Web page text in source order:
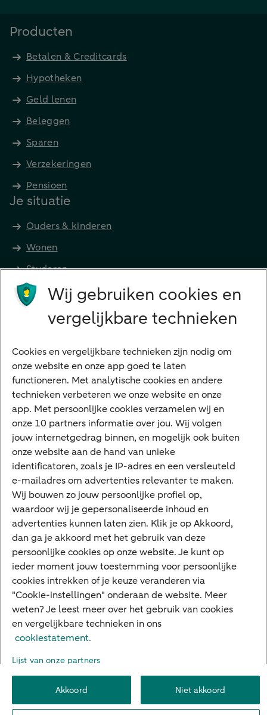
Producten
Betalen & Creditcards
Hypotheken
Geld lenen
Beleggen
Sparen
Verzekeringen
Pensioen
Je situatie
Ouders & kinderen
Wonen
Studeren
Preferred Banking
Digitale diensten
Internet Bankieren
ABN AMRO app
Tikkie
Apple Pay
Google Pay
Veilig bankieren
Meest gezocht
Hypotheek berekenen
E.dentifier
Jaaroverzicht
Rood staan
Over ABN AMRO
Werken bij ABN AMRO
DuurzaamheidVeiligheidPrivacy DisclaimerCookie-instellingen
Wij gebruiken cookies en
vergelijkbare technieken
Cookies en vergelijkbare technieken zijn nodig om
onze website en onze app goed te laten
functioneren. Met analytische cookies en andere
technieken verbeteren we onze website en onze
app. Met persoonlijke cookies verzamelen wij en
onze 10 partners informatie over jou. Wij volgen
jouw internetgedrag binnen, en mogelijk ook buiten
onze website aan de hand van unieke
identificatoren, zoals je IP-adres en een versleuteld
e-mailadres om advertenties relevanter te maken.
Wij bouwen zo jouw persoonlijke profiel op,
waardoor wij je gepersonaliseerde inhoud en
advertenties kunnen laten zien. Klik je op Akkoord,
dan ga je akkoord met het gebruik van deze
persoonlijke cookies op onze website. Je kunt op
ieder moment jouw toestemming voor persoonlijke
cookies intrekken of je keuze veranderen via
"Cookie-instellingen" onderaan de website. Meer
weten? Je leest meer over het gebruik van cookies
en vergelijkbare technieken in ons
cookiestatement.
Lijst van onze partners
Akkoord Niet akkoord